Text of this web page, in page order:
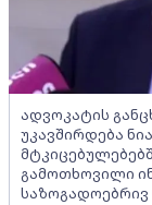
ადვოკატის
უკავშირდება
გამოთხოვილი
საზოგადოებრივ